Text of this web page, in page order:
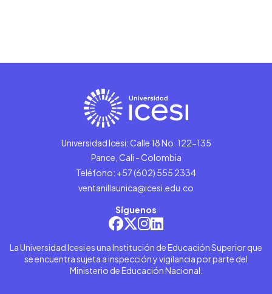
Universidad Icesi: Calle 18 No. 122-135
Pance, Cali - Colombia
Teléfono: +57 (602) 555 2334
ventanillaunica@icesi.edu.co
Síguenos
La Universidad Icesi es una Institución de Educación Superior que
se encuentra sujeta a inspección y vigilancia por parte del
Ministerio de Educación Nacional.